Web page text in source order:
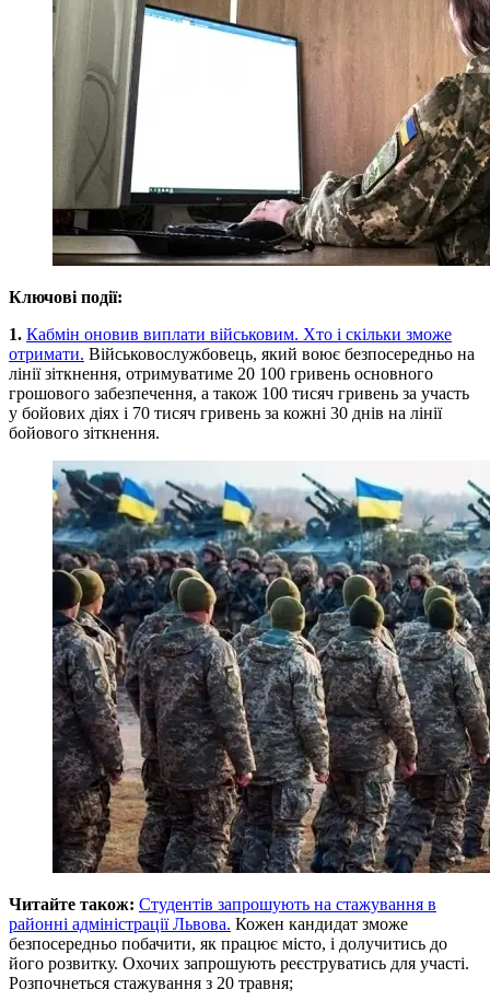
Ключові події:
1. Кабмін оновив виплати військовим. Хто і скільки зможе
отримати. Військовослужбовець, який воює безпосередньо на
лінії зіткнення, отримуватиме 20 100 гривень основного
грошового забезпечення, а також 100 тисяч гривень за участь
у бойових діях і 70 тисяч гривень за кожні 30 днів на лінії
бойового зіткнення.
Читайте також: Студентів запрошують на стажування в
районні адміністрації Львова. Кожен кандидат зможе
безпосередньо побачити, як працює місто, і долучитись до
його розвитку. Охочих запрошують реєструватись для участі.
Розпочнеться стажування з 20 травня;